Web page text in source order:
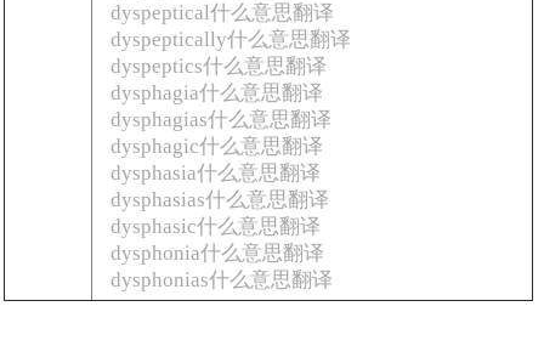
dyspeptical什么意思翻译
dyspeptically什么意思翻译
dyspeptics什么意思翻译
dysphagia什么意思翻译
dysphagias什么意思翻译
dysphagic什么意思翻译
dysphasia什么意思翻译
dysphasias什么意思翻译
dysphasic什么意思翻译
dysphonia什么意思翻译
dysphonias什么意思翻译